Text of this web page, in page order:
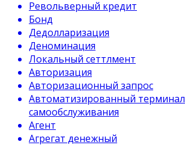
Револьверный кредит
Бонд
Дедолларизация
Деноминация
Локальный сеттлмент
Авторизация
Авторизационный запрос
Автоматизированный терминал
самообслуживания
Агент
Агрегат денежный